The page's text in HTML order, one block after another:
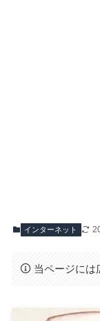
インターネット
当ページには